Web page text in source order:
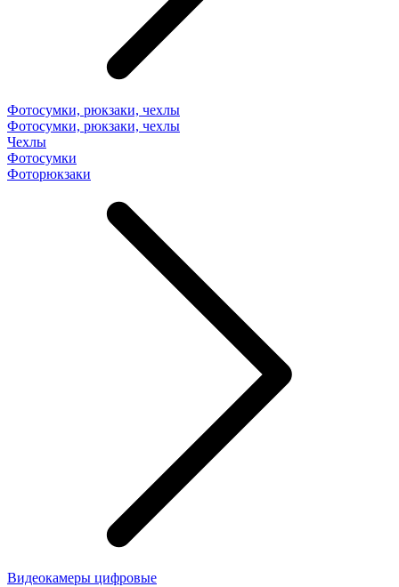
Фотосумки, рюкзаки, чехлы
Фотосумки, рюкзаки, чехлы
Чехлы
Фотосумки
Фоторюкзаки
Видеокамеры цифровые